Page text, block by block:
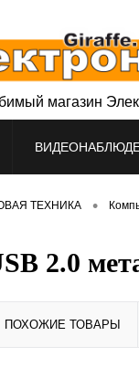
магазин
ТЕХНИКА •
2.0
ПОХОЖИЕ ТОВАРЫ